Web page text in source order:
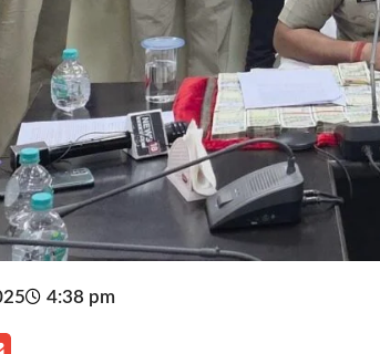
4:38 pm